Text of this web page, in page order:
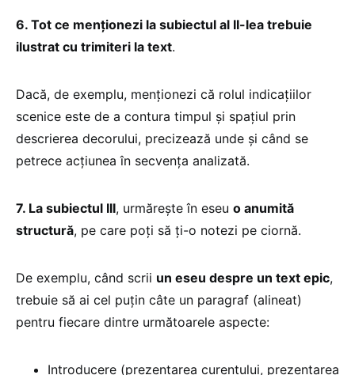
6. Tot ce menţionezi la subiectul al II-lea trebuie
ilustrat cu trimiteri la text.
Dacă, de exemplu, menţionezi că rolul indicaţiilor
scenice este de a contura timpul şi spaţiul prin
descrierea decorului, precizează unde şi când se
petrece acţiunea în secvenţa analizată.
7. La subiectul III, urmăreşte în eseu o anumită
structură, pe care poţi să ţi-o notezi pe ciornă.
De exemplu, când scrii un eseu despre un text epic,
trebuie să ai cel puţin câte un paragraf (alineat)
pentru fiecare dintre următoarele aspecte:
Introducere (prezentarea curentului, prezentarea